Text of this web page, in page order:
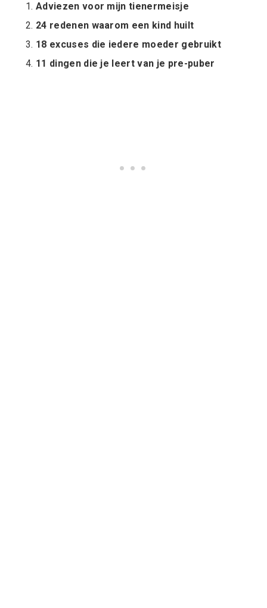
Adviezen voor mijn tienermeisje
24 redenen waarom een kind huilt
18 excuses die iedere moeder gebruikt
11 dingen die je leert van je pre-puber